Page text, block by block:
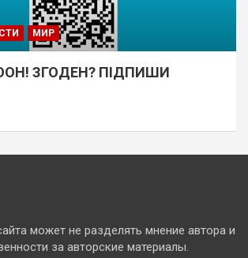
МИР
ЗГОДЕН? ПІДПИШИ
может не разделять мнение автора и
за авторские материалы.